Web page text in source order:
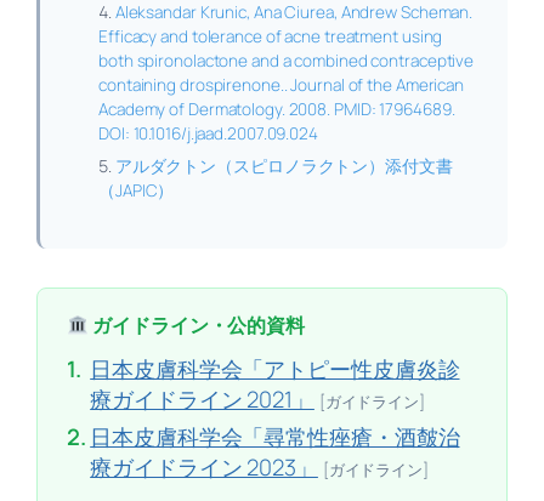
Aleksandar Krunic, Ana Ciurea, Andrew Scheman.
Efficacy and tolerance of acne treatment using
both spironolactone and a combined contraceptive
containing drospirenone.. Journal of the American
Academy of Dermatology. 2008. PMID: 17964689.
DOI: 10.1016/j.jaad.2007.09.024
アルダクトン（スピロノラクトン）添付文書
（JAPIC）
ガイドライン・公的資料
1. 日本皮膚科学会「アトピー性皮膚炎診
療ガイドライン 2021」
[ガイドライン]
2. 日本皮膚科学会「尋常性痤瘡・酒皶治
療ガイドライン 2023」
[ガイドライン]